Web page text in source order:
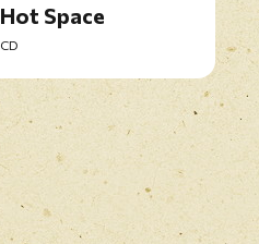
Hot Space
CD